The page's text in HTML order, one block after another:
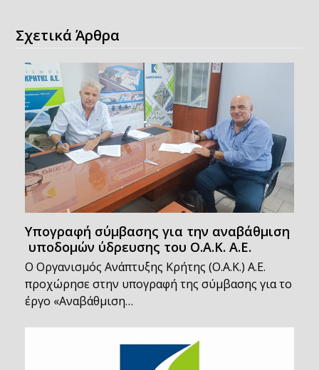
Σχετικά Άρθρα
Υπογραφή σύμβασης για την αναβάθμιση
υποδομών ύδρευσης του Ο.Α.Κ. Α.Ε.
Ο Οργανισμός Ανάπτυξης Κρήτης (Ο.Α.Κ.) Α.Ε.
προχώρησε στην υπογραφή της σύμβασης για το
έργο «Αναβάθμιση…